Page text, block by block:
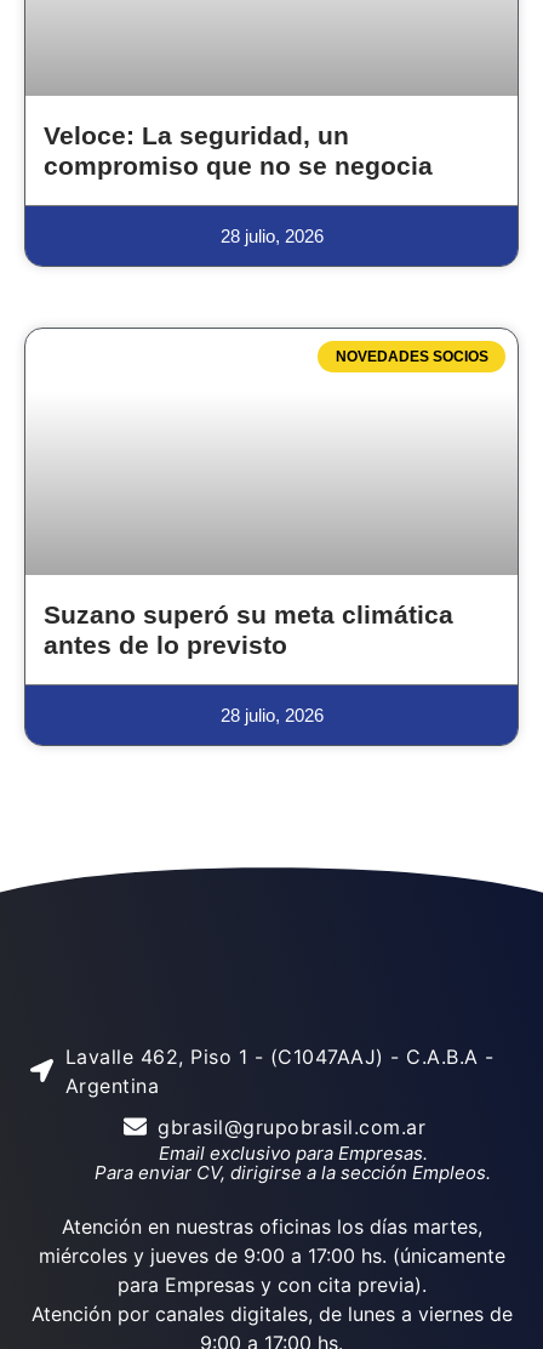
Veloce: La seguridad, un
compromiso que no se negocia
28 julio, 2026
NOVEDADES SOCIOS
Suzano superó su meta climática
antes de lo previsto
28 julio, 2026
Lavalle 462, Piso 1 - (C1047AAJ) - C.A.B.A -
Argentina
gbrasil@grupobrasil.com.ar
Email exclusivo para Empresas.
Para enviar CV, dirigirse a la sección Empleos.
Atención en nuestras oficinas los días martes,
miércoles y jueves de 9:00 a 17:00 hs. (únicamente
para Empresas y con cita previa).
Atención por canales digitales, de lunes a viernes de
9:00 a 17:00 hs.